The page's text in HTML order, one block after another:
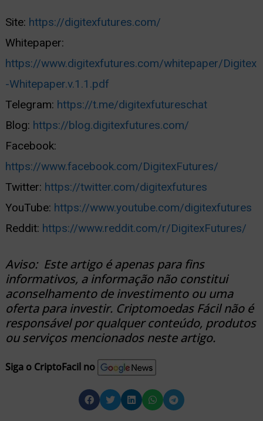
Site: https://digitexfutures.com/
Whitepaper:
https://www.digitexfutures.com/whitepaper/Digitex
-Whitepaper.v.1.1.pdf
Telegram: https://t.me/digitexfutureschat
Blog: https://blog.digitexfutures.com/
Facebook:
https://www.facebook.com/DigitexFutures/
Twitter: https://twitter.com/digitexfutures
YouTube: https://www.youtube.com/digitexfutures
Reddit: https://www.reddit.com/r/DigitexFutures/
Aviso: Este artigo é apenas para fins
informativos, a informação não constitui
aconselhamento de investimento ou uma
oferta para investir. Criptomoedas Fácil não é
responsável por qualquer conteúdo, produtos
ou serviços mencionados neste artigo.
Siga o CriptoFacil no